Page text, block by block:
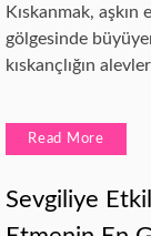
Kıskanmak, aşkın
gölgesinde
kıskançlığın
Read More
Sevgiliye